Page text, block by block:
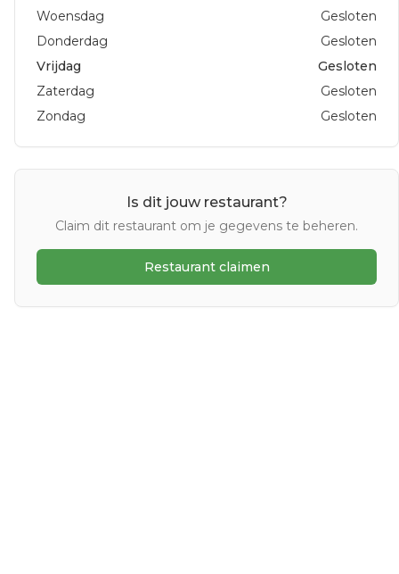
Woensdag
Gesloten
Donderdag
Gesloten
Vrijdag
Gesloten
Zaterdag
Gesloten
Zondag
Gesloten
Is dit jouw restaurant?
Claim dit restaurant om je gegevens te beheren.
Restaurant claimen